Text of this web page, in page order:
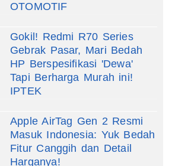
OTOMOTIF
Gokil! Redmi R70 Series
Gebrak Pasar, Mari Bedah
HP Berspesifikasi 'Dewa'
Tapi Berharga Murah ini!
IPTEK
Apple AirTag Gen 2 Resmi
Masuk Indonesia: Yuk Bedah
Fitur Canggih dan Detail
Harganya!